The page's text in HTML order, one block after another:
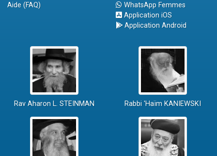
Aide (FAQ)
WhatsApp Femmes
Application iOS
Application Android
Rav Aharon L. STEINMAN Rabbi 'Haïm KANIEWSKI